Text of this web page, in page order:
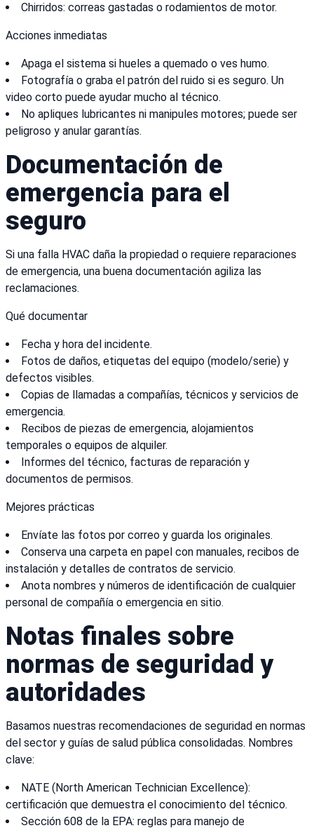
Chirridos: correas gastadas o rodamientos de motor.
Acciones inmediatas
Apaga el sistema si hueles a quemado o ves humo.
Fotografía o graba el patrón del ruido si es seguro. Un
video corto puede ayudar mucho al técnico.
No apliques lubricantes ni manipules motores; puede ser
peligroso y anular garantías.
Documentación de
emergencia para el
seguro
Si una falla HVAC daña la propiedad o requiere reparaciones
de emergencia, una buena documentación agiliza las
reclamaciones.
Qué documentar
Fecha y hora del incidente.
Fotos de daños, etiquetas del equipo (modelo/serie) y
defectos visibles.
Copias de llamadas a compañías, técnicos y servicios de
emergencia.
Recibos de piezas de emergencia, alojamientos
temporales o equipos de alquiler.
Informes del técnico, facturas de reparación y
documentos de permisos.
Mejores prácticas
Envíate las fotos por correo y guarda los originales.
Conserva una carpeta en papel con manuales, recibos de
instalación y detalles de contratos de servicio.
Anota nombres y números de identificación de cualquier
personal de compañía o emergencia en sitio.
Notas finales sobre
normas de seguridad y
autoridades
Basamos nuestras recomendaciones de seguridad en normas
del sector y guías de salud pública consolidadas. Nombres
clave:
NATE (North American Technician Excellence):
certificación que demuestra el conocimiento del técnico.
Sección 608 de la EPA: reglas para manejo de